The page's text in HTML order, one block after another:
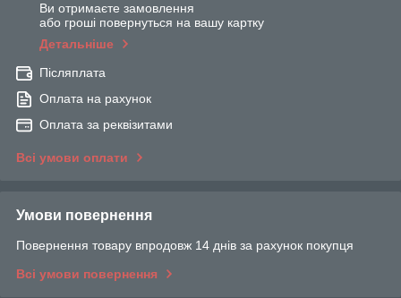
Ви отримаєте замовлення
або гроші повернуться на вашу картку
Детальніше
Післяплата
Оплата на рахунок
Оплата за реквізитами
Всі умови оплати
Умови повернення
Повернення товару впродовж 14 днів за рахунок покупця
Всі умови повернення